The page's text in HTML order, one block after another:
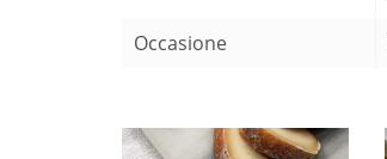
Occasione